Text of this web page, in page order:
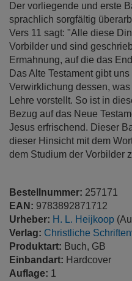
Der vorliegende und erste
sprachlich sorgfältig
Vers 11 sagt: "Alle diese
Vorbilder und sind
Ermahnung, auf die das
Das Alte Testament gibt
Verwirklichung dessen,
Lehre vorstellt. So ist in
Bezug auf das Neue
Jesus erfrischend. Dieser
dieser Hinsicht mit dem
dem Studium der Vorbilder
Bestellnummer: 257171
EAN: 9783892871712
Urheber: H. L. Heijkoop
Verlag: Christliche
Produktart: Buch, GB
Einbandart: Hardcover
Auflage: 1